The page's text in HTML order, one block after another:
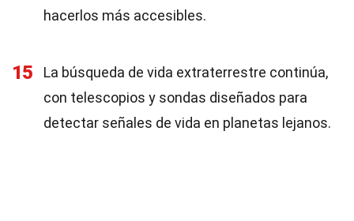
hacerlos más accesibles.
15
La búsqueda de vida extraterrestre continúa,
con telescopios y sondas diseñados para
detectar señales de vida en planetas lejanos.